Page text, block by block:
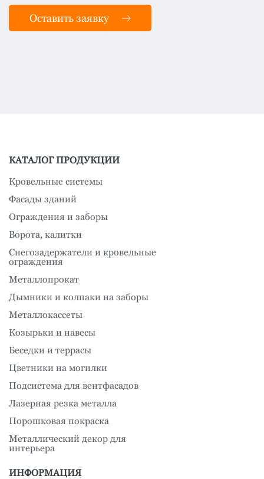
Оставить заявку
КАТАЛОГ ПРОДУКЦИИ
Кровельные системы
Фасады зданий
Ограждения и заборы
Ворота, калитки
Снегозадержатели и кровельные
ограждения
Металлопрокат
Дымники и колпаки на заборы
Металлокассеты
Козырьки и навесы
Беседки и террасы
Цветники на могилки
Подсистема для вентфасадов
Лазерная резка металла
Порошковая покраска
Металлический декор для
интерьера
ИНФОРМАЦИЯ